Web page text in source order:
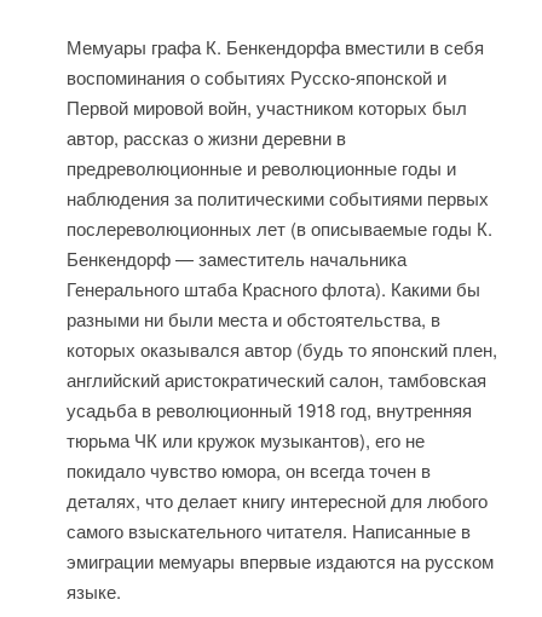
Мемуары графа К. Бенкендорфа вместили в себя
воспоминания о событиях Русско-японской и
Первой мировой войн, участником которых был
автор, рассказ о жизни деревни в
предреволюционные и революционные годы и
наблюдения за политическими событиями первых
послереволюционных лет (в описываемые годы К.
Бенкендорф — заместитель начальника
Генерального штаба Красного флота). Какими бы
разными ни были места и обстоятельства, в
которых оказывался автор (будь то японский плен,
английский аристократический салон, тамбовская
усадьба в революционный 1918 год, внутренняя
тюрьма ЧК или кружок музыкантов), его не
покидало чувство юмора, он всегда точен в
деталях, что делает книгу интересной для любого
самого взыскательного читателя. Написанные в
эмиграции мемуары впервые издаются на русском
языке.